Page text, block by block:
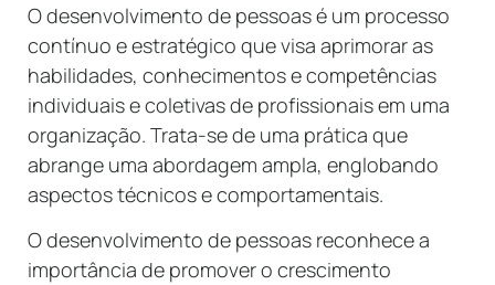
O desenvolvimento de pessoas é um processo
contínuo e estratégico que visa aprimorar as
habilidades, conhecimentos e competências
individuais e coletivas de profissionais em uma
organização. Trata-se de uma prática que
abrange uma abordagem ampla, englobando
aspectos técnicos e comportamentais.
O desenvolvimento de pessoas reconhece a
importância de promover o crescimento